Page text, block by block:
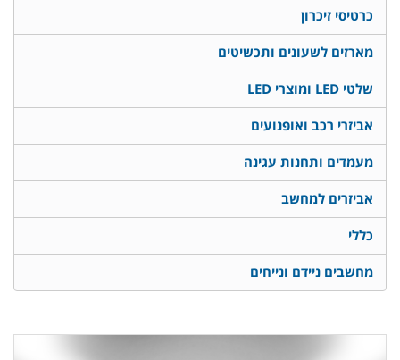
כרטיסי זיכרון
מארזים לשעונים ותכשיטים
שלטי LED ומוצרי LED
אביזרי רכב ואופנועים
מעמדים ותחנות עגינה
אביזרים למחשב
כללי
מחשבים ניידם ונייחים